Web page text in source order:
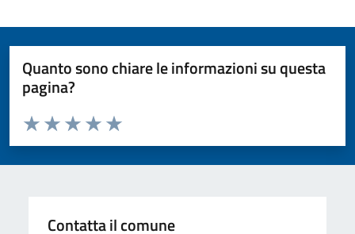
Quanto sono chiare le informazioni su questa
pagina?
Valuta da 1 a 5 stelle la pagina
Valuta 5 stelle su 5
Valuta 4 stelle su 5
Valuta 3 stelle su 5
Valuta 2 stelle su 5
Valuta 1 stelle su 5
Contatta il comune